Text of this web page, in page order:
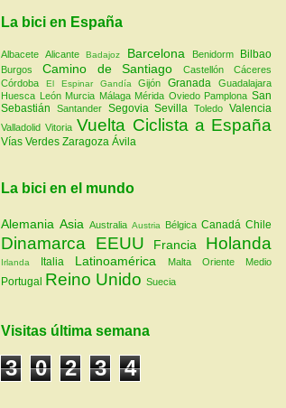
La bici en España
AlbaceteAlicanteBadajoz Barcelona Benidorm Bilbao
Burgos Camino de SantiagoCastellónCáceres
Córdoba El Espinar GandíaGijónGranadaGuadalajara
Huesca León Murcia Málaga Mérida Oviedo PamplonaSan
Sebastián Santander SegoviaSevillaToledoValencia
ValladolidVitoria Vuelta Ciclista a España
Vías Verdes Zaragoza Ávila
La bici en el mundo
Alemania Asia Australia Austria Bélgica Canadá Chile
Dinamarca EEUU Francia Holanda
Irlanda Italia Latinoamérica Malta Oriente Medio
Portugal Reino Unido Suecia
Visitas última semana
3 0 2 3 4